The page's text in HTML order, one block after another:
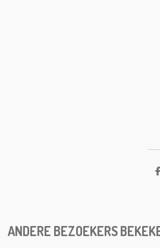
S
ANDERE BEZOEKERS